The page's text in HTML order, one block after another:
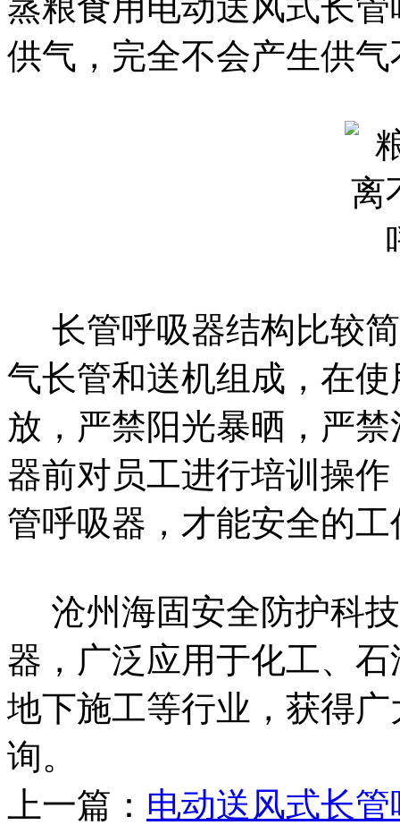
供气，完全不会产生供
长管呼吸器结构比较
气长管和送机组成，在
放，严禁阳光暴晒，严
器前对员工进行培训操
管呼吸器，才能安全的工
沧州海固安全防护科
器，广泛应用于化工、
地下施工等行业，获得
询。
上一篇： 电动送风式长